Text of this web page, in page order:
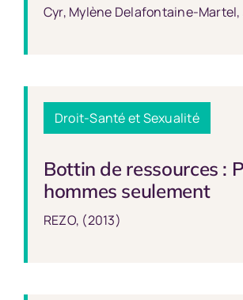
Cyr, Mylène Delafontaine-Martel,
Droit-Santé et Sexualité
Bottin de ressources :
hommes seulement
REZO, (2013)